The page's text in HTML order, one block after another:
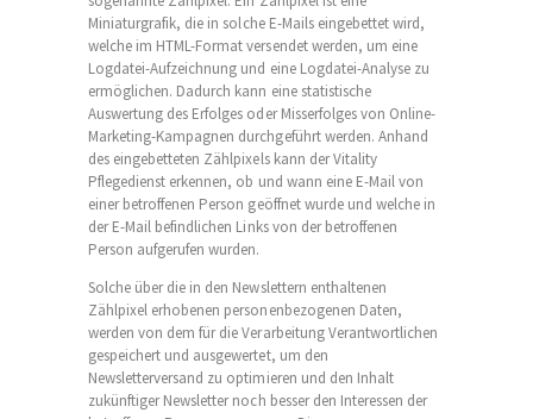
Miniaturgrafik, die in solche E-Mails eingebettet wird,
welche im HTML-Format versendet werden, um eine
Logdatei-Aufzeichnung und eine Logdatei-Analyse zu
ermöglichen. Dadurch kann eine statistische
Auswertung des Erfolges oder Misserfolges von Online-
Marketing-Kampagnen durchgeführt werden. Anhand
des eingebetteten Zählpixels kann der Vitality
Pflegedienst erkennen, ob und wann eine E-Mail von
einer betroffenen Person geöffnet wurde und welche in
der E-Mail befindlichen Links von der betroffenen
Person aufgerufen wurden.
Solche über die in den Newslettern enthaltenen
Zählpixel erhobenen personenbezogenen Daten,
werden von dem für die Verarbeitung Verantwortlichen
gespeichert und ausgewertet, um den
Newsletterversand zu optimieren und den Inhalt
zukünftiger Newsletter noch besser den Interessen der